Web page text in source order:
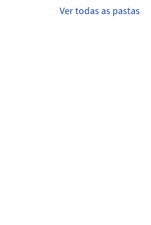
Ver todas as pastas